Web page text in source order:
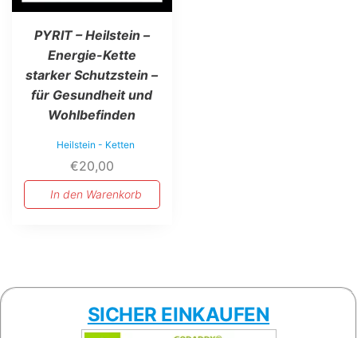
PYRIT – Heilstein –
Energie-Kette
starker Schutzstein –
für Gesundheit und
Wohlbefinden
Heilstein - Ketten
€20,00
In den Warenkorb
SICHER EINKAUFEN